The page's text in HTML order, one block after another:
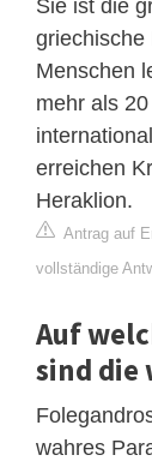
Sie ist die
griechische
Menschen
mehr als
erreichen
Heraklion.
Antrag auf
vollständige
Auf
sind die
wahres